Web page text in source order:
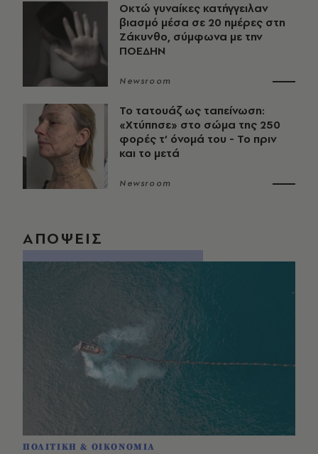
Οκτώ γυναίκες κατήγγειλαν
βιασμό μέσα σε 20 ημέρες στη
Ζάκυνθο, σύμφωνα με την
ΠΟΕΔΗΝ
Newsroom
Το τατουάζ ως ταπείνωση:
«Χτύπησε» στο σώμα της 250
φορές τ’ όνομά του - Το πριν
και το μετά
Newsroom
ΑΠΟΨΕΙΣ
ΠΟΛΙΤΙΚΗ & ΟΙΚΟΝΟΜΙΑ